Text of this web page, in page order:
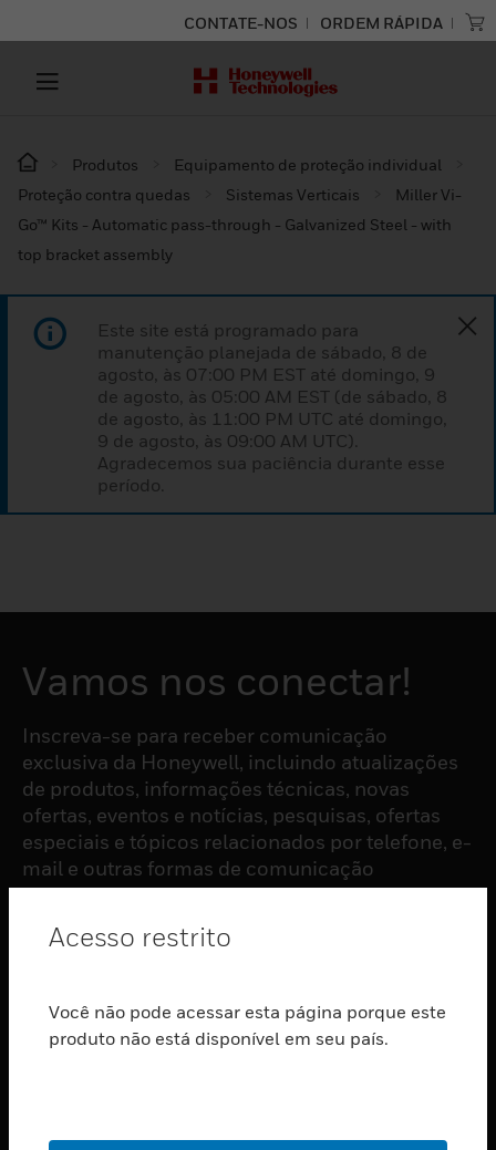
CONTATE-NOS ORDEM RÁPIDA
Produtos
Equipamento de proteção individual
Proteção contra quedas
Sistemas Verticais
Miller Vi-
Go™ Kits - Automatic pass-through - Galvanized Steel - with
top bracket assembly
Este site está programado para
manutenção planejada de sábado, 8 de
agosto, às 07:00 PM EST até domingo, 9
de agosto, às 05:00 AM EST (de sábado, 8
de agosto, às 11:00 PM UTC até domingo,
9 de agosto, às 09:00 AM UTC).
Agradecemos sua paciência durante esse
período.
Vamos nos conectar!
Inscreva-se para receber comunicação
exclusiva da Honeywell, incluindo atualizações
de produtos, informações técnicas, novas
ofertas, eventos e notícias, pesquisas, ofertas
especiais e tópicos relacionados por telefone, e-
mail e outras formas de comunicação
eletrônica.
PRODUTOS
toggle view
Acesso restrito
Você não pode acessar esta página porque este
produto não está disponível em seu país.